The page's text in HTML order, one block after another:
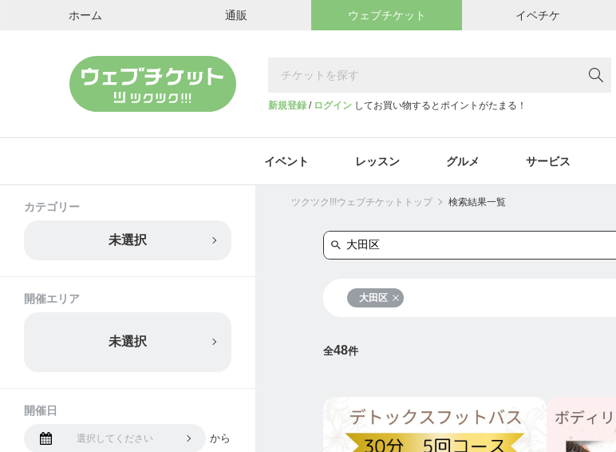
ホーム 通販 ウェブチケット イベチケ
新規登録 / ログイン してお買い物するとポイントがたまる！
イベント レッスン グルメ サービス
ツクツク!!!ウェブチケットトップ 検索結果一覧
大田区
全48件
カテゴリー
未選択
開催エリア
未選択
開催日
選択してください から